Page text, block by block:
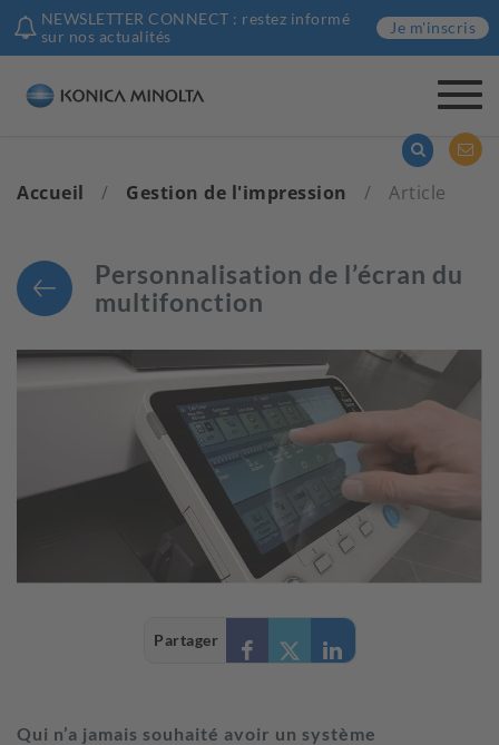
NEWSLETTER CONNECT : restez informé
sur nos actualités
Je m'inscris
Accueil / Gestion de l'impression / Article
Personnalisation de l’écran du
multifonction
Partager
Qui n’a jamais souhaité avoir un système